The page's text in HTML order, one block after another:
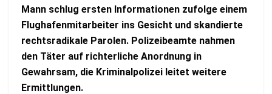
Mann schlug ersten Informationen zufolge einem
Flughafenmitarbeiter ins Gesicht und skandierte
rechtsradikale Parolen. Polizeibeamte nahmen
den Täter auf richterliche Anordnung in
Gewahrsam, die Kriminalpolizei leitet weitere
Ermittlungen.